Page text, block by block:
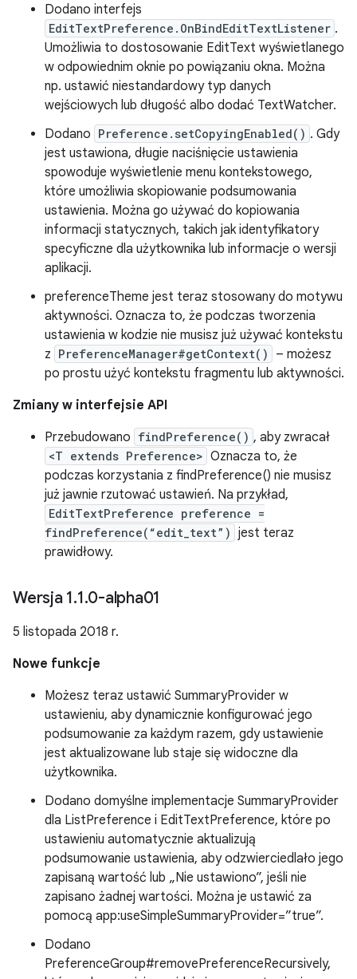
Dodano interfejs
EditTextPreference.OnBindEditTextListener .
Umożliwia to dostosowanie EditText wyświetlanego
w odpowiednim oknie po powiązaniu okna. Można
np. ustawić niestandardowy typ danych
wejściowych lub długość albo dodać TextWatcher.
Dodano Preference.setCopyingEnabled() . Gdy
jest ustawiona, długie naciśnięcie ustawienia
spowoduje wyświetlenie menu kontekstowego,
które umożliwia skopiowanie podsumowania
ustawienia. Można go używać do kopiowania
informacji statycznych, takich jak identyfikatory
specyficzne dla użytkownika lub informacje o wersji
aplikacji.
preferenceTheme jest teraz stosowany do motywu
aktywności. Oznacza to, że podczas tworzenia
ustawienia w kodzie nie musisz już używać kontekstu
z PreferenceManager#getContext()
– możesz
po prostu użyć kontekstu fragmentu lub aktywności.
Zmiany w interfejsie API
Przebudowano findPreference() , aby zwracał
<T extends Preference> Oznacza to, że
podczas korzystania z findPreference() nie musisz
już jawnie rzutować ustawień. Na przykład,
EditTextPreference preference =
findPreference(“edit_text”) jest teraz
prawidłowy.
Wersja 1.1.0-alpha01
5 listopada 2018 r.
Nowe funkcje
Możesz teraz ustawić SummaryProvider w
ustawieniu, aby dynamicznie konfigurować jego
podsumowanie za każdym razem, gdy ustawienie
jest aktualizowane lub staje się widoczne dla
użytkownika.
Dodano domyślne implementacje SummaryProvider
dla ListPreference i EditTextPreference, które po
ustawieniu automatycznie aktualizują
podsumowanie ustawienia, aby odzwierciedlało jego
zapisaną wartość lub „Nie ustawiono”, jeśli nie
zapisano żadnej wartości. Można je ustawić za
pomocą app:useSimpleSummaryProvider=”true”.
Dodano
PreferenceGroup#removePreferenceRecursively,